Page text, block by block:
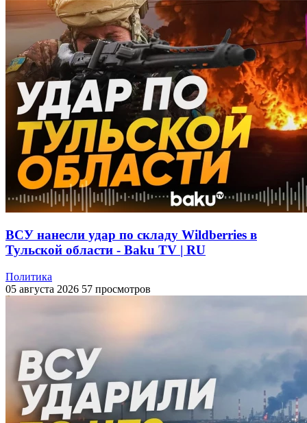
ВСУ нанесли удар по складу Wildberries в
Тульской области - Baku TV | RU
Политика
05 августа 2026 57 просмотров